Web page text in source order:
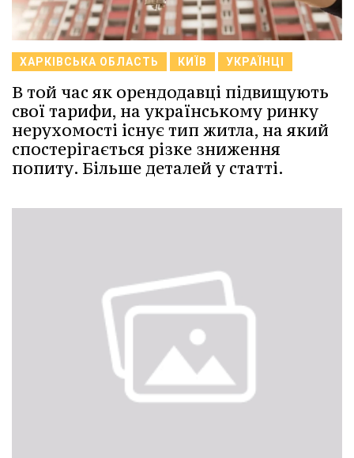
ХАРКІВСЬКА ОБЛАСТЬ КИЇВ УКРАЇНЦІ
В той час як орендодавці підвищують
свої тарифи, на українському ринку
нерухомості існує тип житла, на який
спостерігається різке зниження
попиту. Більше деталей у статті.